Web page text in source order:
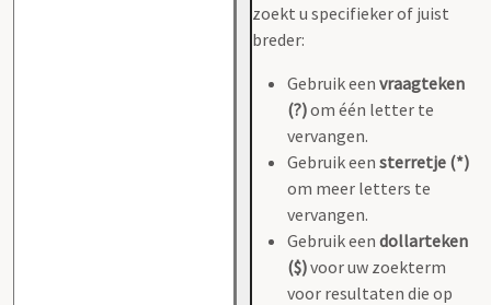
zoekt u specifieker of juist
breder:
Gebruik een vraagteken
(?)om één letter te
vervangen.
Gebruik een sterretje (*)
om meer letters te
vervangen.
Gebruik een dollarteken
($)voor uw zoekterm
voor resultaten die op